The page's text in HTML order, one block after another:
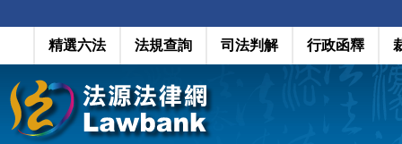
精選六法 法規查詢 司法判解 行政函釋